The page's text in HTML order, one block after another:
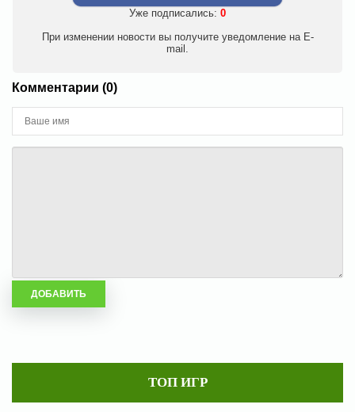
Уже подписались: 0
При изменении новости вы получите уведомление на E-
mail.
Комментарии (0)
ТОП ИГР